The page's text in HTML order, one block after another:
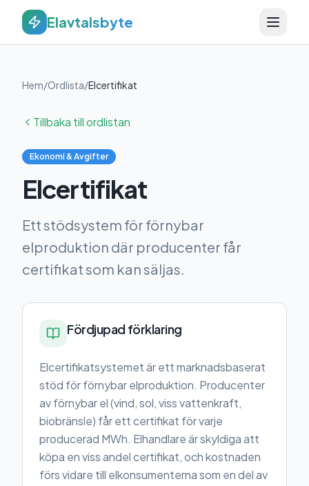
Elavtalsbyte
Hem/Ordlista/Elcertifikat
Tillbaka till ordlistan
Ekonomi & Avgifter
Elcertifikat
Ett stödsystem för förnybar
elproduktion där producenter får
certifikat som kan säljas.
Fördjupad förklaring
Elcertifikatsystemet är ett marknadsbaserat
stöd för förnybar elproduktion. Producenter
av förnybar el (vind, sol, viss vattenkraft,
biobränsle) får ett certifikat för varje
producerad MWh. Elhandlare är skyldiga att
köpa en viss andel certifikat, och kostnaden
förs vidare till elkonsumenterna som en del av